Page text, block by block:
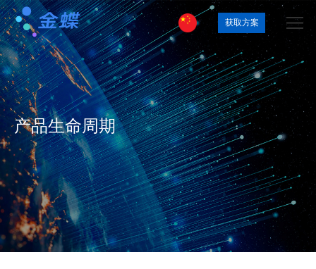
获取方案
产品生命周期